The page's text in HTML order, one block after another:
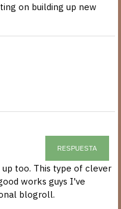
on building up new
RESPUESTA
up too. This type of clever
works guys I've
blogroll.